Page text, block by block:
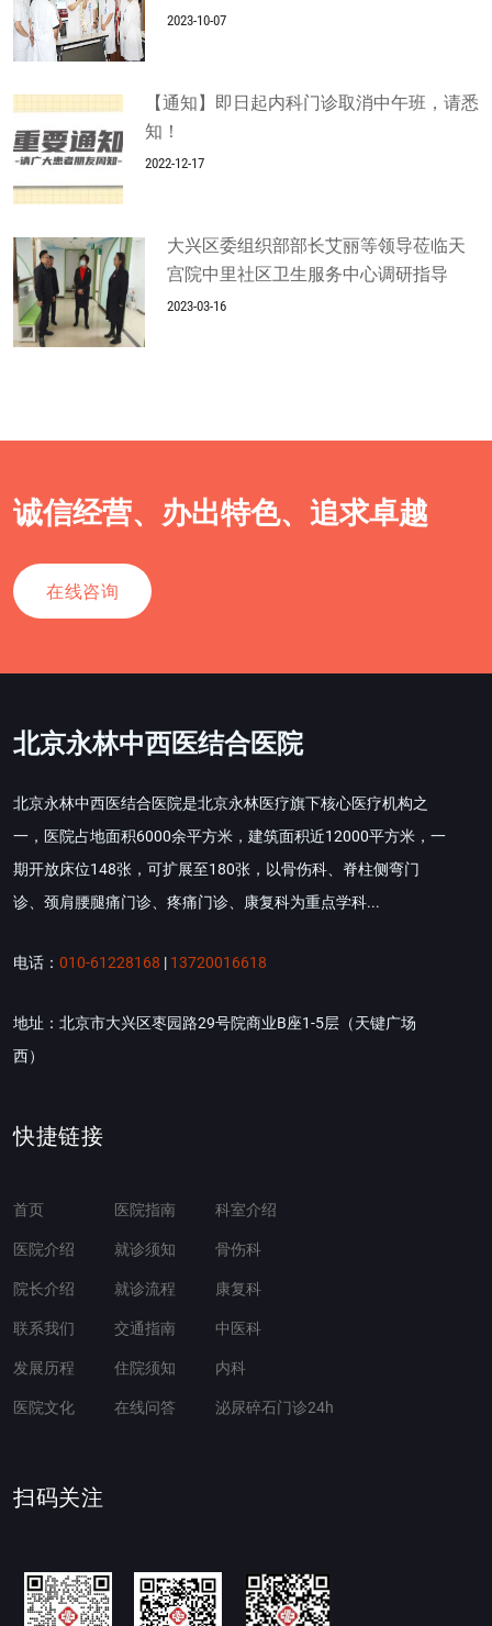
2023-10-07
【通知】即日起内科门诊取消中午班，请悉
知！
2022-12-17
大兴区委组织部部长艾丽等领导莅临天
宫院中里社区卫生服务中心调研指导
2023-03-16
诚信经营、办出特色、追求卓越
在线咨询
北京永林中西医结合医院
北京永林中西医结合医院是北京永林医疗旗下核心医疗机构之
一，医院占地面积6000余平方米，建筑面积近12000平方米，一
期开放床位148张，可扩展至180张，以骨伤科、脊柱侧弯门
诊、颈肩腰腿痛门诊、疼痛门诊、康复科为重点学科...
电话： 010-61228168 | 13720016618
地址：北京市大兴区枣园路29号院商业B座1-5层（天键广场
西）
快捷链接
首页
医院介绍
院长介绍
联系我们
发展历程
医院文化
医院指南
就诊须知
就诊流程
交通指南
住院须知
在线问答
科室介绍
骨伤科
康复科
中医科
内科
泌尿碎石门诊24h
扫码关注